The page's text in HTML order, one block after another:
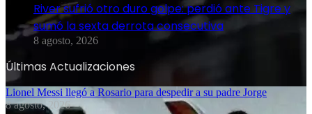
River sufrió otro duro golpe: perdió ante Tigre y
sumó la sexta derrota consecutiva
8 agosto, 2026
Últimas Actualizaciones
Lionel Messi llegó a Rosario para despedir a su padre Jorge
8 agosto, 2026